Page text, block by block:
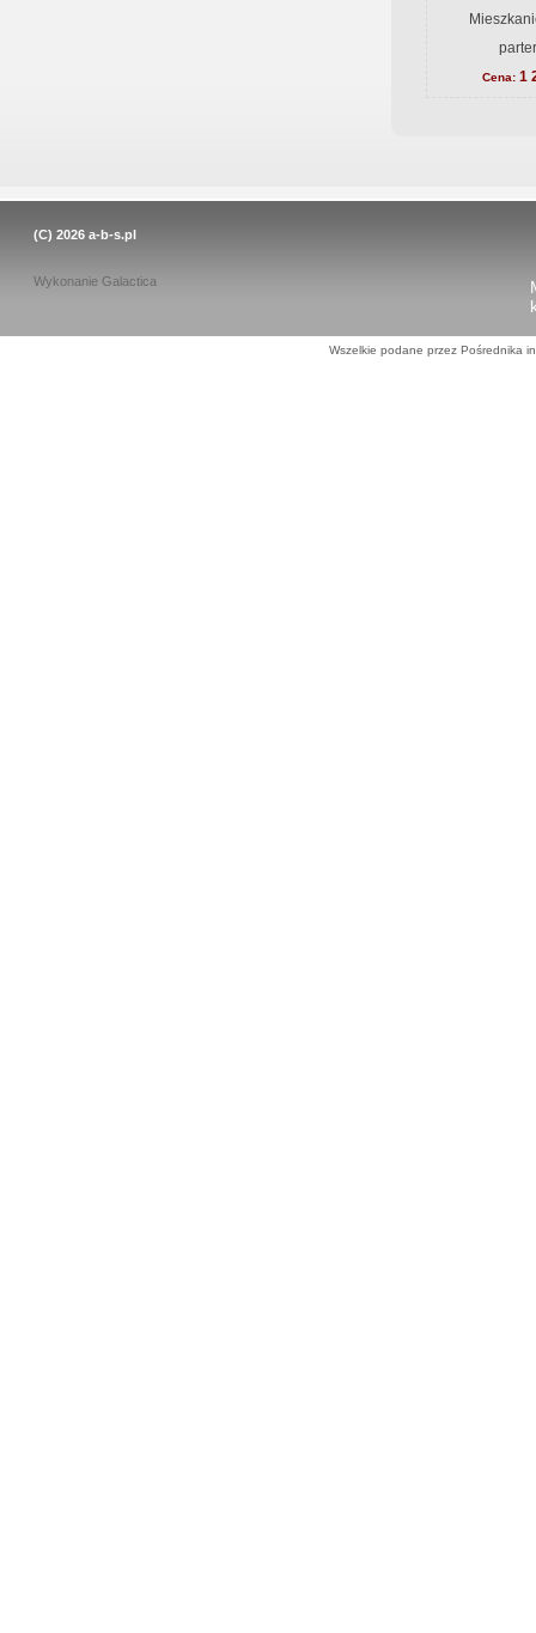
Cena: 1
(C) 2026 a-b-s.pl
Wykonanie Galactica
Wszelkie podane przez Pośrednika